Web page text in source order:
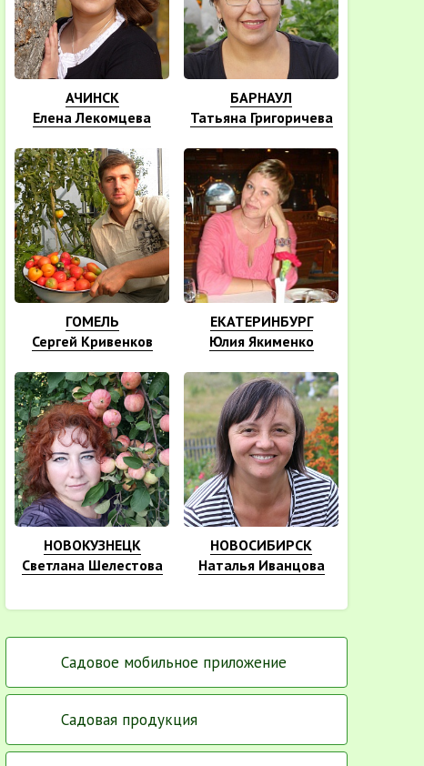
АЧИНСК
Елена Лекомцева
БАРНАУЛ
Татьяна Григоричева
ГОМЕЛЬ
Сергей Кривенков
ЕКАТЕРИНБУРГ
Юлия Якименко
НОВОКУЗНЕЦК
Светлана Шелестова
НОВОСИБИРСК
Наталья Иванцова
Садовое мобильное приложение
Садовая продукция